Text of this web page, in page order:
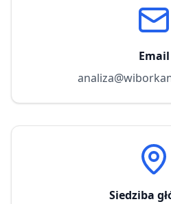
Email
Siedziba